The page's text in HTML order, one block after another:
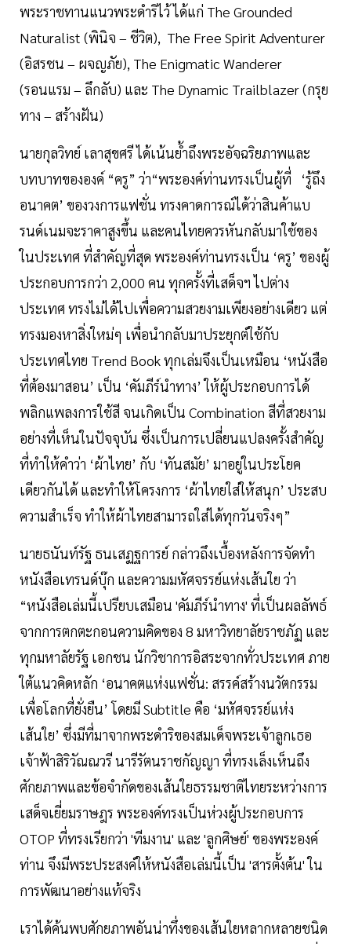
พระราชทานแนวพระดำริไว้ ได้แก่ The Grounded
Naturalist (พินิจ – ชีวิต), The Free Spirit Adventurer
(อิสรชน – ผจญภัย), The Enigmatic Wanderer
(รอนแรม – ลึกลับ) และ The Dynamic Trailblazer (กรุย
ทาง – สร้างฝัน)
นายกุลวิทย์ เลาสุขศรี ได้เน้นย้ำถึงพระอัจฉริยภาพและ
บทบาทขององค์ “ครู” ว่า“พระองค์ท่านทรงเป็นผู้ที่ ‘รู้ถึง
อนาคต’ ของวงการแฟชั่น ทรงคาดการณ์ได้ว่าสินค้าแบ
รนด์เนมจะราคาสูงขึ้น และคนไทยควรหันกลับมาใช้ของ
ในประเทศ ที่สำคัญที่สุด พระองค์ท่านทรงเป็น ‘ครู’ ของผู้
ประกอบการกว่า 2,000 คน ทุกครั้งที่เสด็จฯ ไปต่าง
ประเทศ ทรงไม่ได้ไปเพื่อความสวยงามเพียงอย่างเดียว แต่
ทรงมองหาสิ่งใหม่ๆ เพื่อนำกลับมาประยุกต์ใช้กับ
ประเทศไทย Trend Book ทุกเล่มจึงเป็นเหมือน ‘หนังสือ
ที่ต้องมาสอน’ เป็น ‘คัมภีร์นำทาง’ ให้ผู้ประกอบการได้
พลิกแพลงการใช้สี จนเกิดเป็น Combination สีที่สวยงาม
อย่างที่เห็นในปัจจุบัน ซึ่งเป็นการเปลี่ยนแปลงครั้งสำคัญ
ที่ทำให้คำว่า ‘ผ้าไทย’ กับ ‘ทันสมัย’ มาอยู่ในประโยค
เดียวกันได้ และทำให้โครงการ ‘ผ้าไทยใส่ให้สนุก’ ประสบ
ความสำเร็จ ทำให้ผ้าไทยสามารถใส่ได้ทุกวันจริงๆ”
นายธนันท์รัฐ ธนเสฏฐการย์ กล่าวถึงเบื้องหลังการจัดทำ
หนังสือเทรนด์บุ๊ก และความมหัศจรรย์แห่งเส้นใย ว่า
“หนังสือเล่มนี้เปรียบเสมือน 'คัมภีร์นำทาง' ที่เป็นผลลัพธ์
จากการตกตะกอนความคิดของ 8 มหาวิทยาลัยราชภัฏ และ
ทุกมหาลัยรัฐ เอกชน นักวิชาการอิสระจากทั่วประเทศ ภาย
ใต้แนวคิดหลัก ‘อนาคตแห่งแฟชั่น: สรรค์สร้างนวัตกรรม
เพื่อโลกที่ยั่งยืน’ โดยมี Subtitle คือ ‘มหัศจรรย์แห่ง
เส้นใย’ ซึ่งมีที่มาจากพระดำริของสมเด็จพระเจ้าลูกเธอ
เจ้าฟ้าสิริวัณณวรี นารีรัตนราชกัญญา ที่ทรงเล็งเห็นถึง
ศักยภาพและข้อจำกัดของเส้นใยธรรมชาติไทยระหว่างการ
เสด็จเยี่ยมราษฎร พระองค์ทรงเป็นห่วงผู้ประกอบการ
OTOP ที่ทรงเรียกว่า 'ทีมงาน' และ 'ลูกศิษย์' ของพระองค์
ท่าน จึงมีพระประสงค์ให้หนังสือเล่มนี้เป็น 'สารตั้งต้น' ใน
การพัฒนาอย่างแท้จริง
เราได้ค้นพบศักยภาพอันน่าทึ่งของเส้นใยหลากหลายชนิด